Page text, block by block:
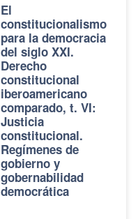
El
constitucionalismo
para la democracia
del siglo XXI.
Derecho
constitucional
iberoamericano
comparado, t. VI:
Justicia
constitucional.
Regímenes de
gobierno y
gobernabilidad
democrática